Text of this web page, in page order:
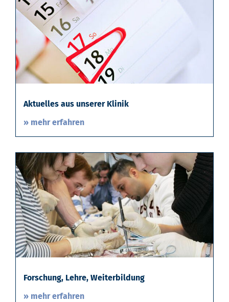
Aktuelles aus unserer Klinik
» mehr erfahren
Forschung, Lehre, Weiterbildung
» mehr erfahren